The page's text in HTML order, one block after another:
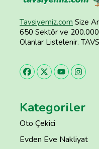
Tavsiyemiz.com Size
650 Sektör ve 200.000
Olanlar Listelenir.
Kategoriler
Oto Çekici
Evden Eve Nakliyat